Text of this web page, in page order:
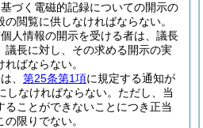
づく電磁的記録についての開示の
閲覧に供しなければならない。
人情報の開示を受ける者は、議長
議長に対し、その求める開示の実
ばならない。
、 第25条第1項に規定する通知が
なければならない。 ただし、当
ることができないことにつき正当
限りでない。